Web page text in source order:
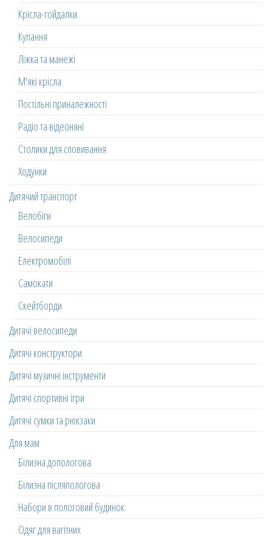
Крісла-гойдалки
Купання
Ліжка та манежі
М'які крісла
Постільні приналежності
Радіо та відеоняні
Столики для сповивання
Ходунки
Дитячий транспорт
Велобіги
Велосипеди
Електромобілі
Самокати
Скейтборди
Дитячі велосипеди
Дитячі конструктори
Дитячі музичні інструменти
Дитячі спортивні ігри
Дитячі сумки та рюкзаки
Для мам
Білизна допологова
Білизна післяпологова
Набори в пологовий будинок
Одяг для вагітних